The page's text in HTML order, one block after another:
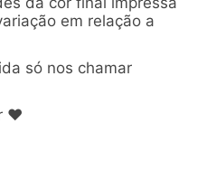
em relação a
só nos chamar
♥